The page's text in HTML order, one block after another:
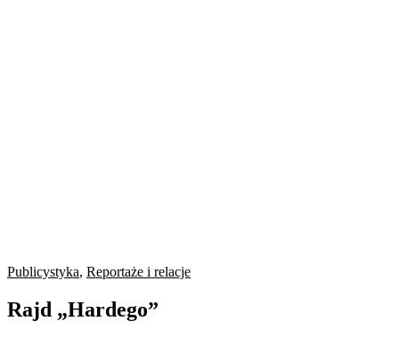
Publicystyka, Reportaże i relacje
Rajd „Hardego”